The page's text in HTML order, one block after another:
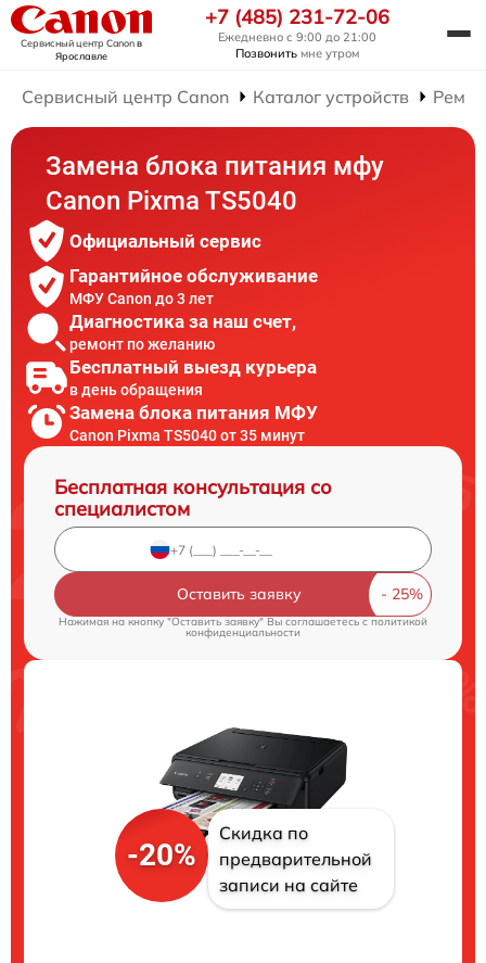
Сервисный центр Canonв
Ярославле
+7 (485) 231-72-06
Ежедневно с 9:00 до 21:00
Позвонить мне утром
Сервисный центр Canon Каталог устройств
Замена блока питания мфу
Canon Pixma TS5040
Официальный сервис
Гарантийное обслуживание
МФУ Canon до 3 лет
Диагностика за наш счет,
ремонт по желанию
Бесплатный выезд курьера
в день обращения
Замена блока питания МФУ
Canon Pixma TS5040 от 35 минут
Бесплатная консультация со
специалистом
Оставить заявку
Нажимая на кнопку "Оставить заявку" Вы соглашаетесь cполитикой
конфиденциальности
-20%
Скидка по
предварительной
записи на сайте